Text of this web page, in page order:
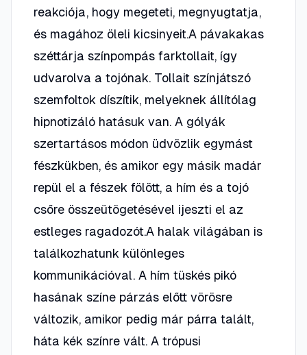
reakciója, hogy megeteti, megnyugtatja,
és magához öleli kicsinyeit.A pávakakas
széttárja színpompás farktollait, így
udvarolva a tojónak. Tollait színjátszó
szemfoltok díszítik, melyeknek állítólag
hipnotizáló hatásuk van. A gólyák
szertartásos módon üdvözlik egymást
fészkükben, és amikor egy másik madár
repül el a fészek fölött, a hím és a tojó
csőre összeütögetésével ijeszti el az
estleges ragadozót.A halak világában is
találkozhatunk különleges
kommunikációval. A hím tüskés pikó
hasának színe párzás előtt vörösre
változik, amikor pedig már párra talált,
háta kék színre vált. A trópusi